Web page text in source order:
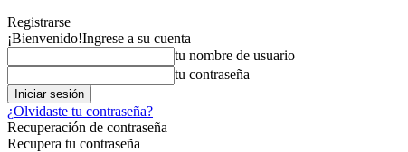
Registrarse
¡Bienvenido!Ingrese a su cuenta
tu nombre de usuario
tu contraseña
¿Olvidaste tu contraseña?
Recuperación de contraseña
Recupera tu contraseña